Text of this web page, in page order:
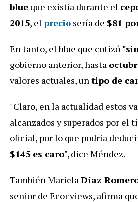
blue que existía durante el
2015, el precio sería de $81
En tanto, el blue que cotizó
gobierno anterior, hasta
valores actuales, untipo de
"Claro, en la actualidad estos
alcanzados y superados por el
oficial, por lo que podría
$145 es caro", dice Méndez.
También MarielaDíaz
senior de Econviews, afirma